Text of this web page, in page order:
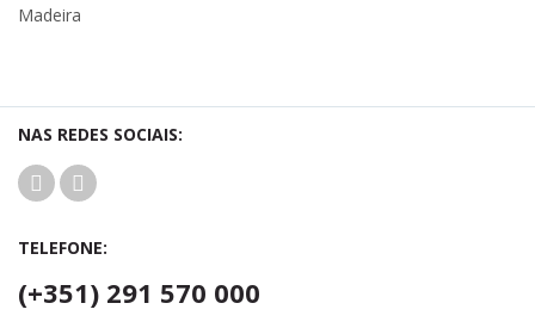
Madeira
NAS REDES SOCIAIS:
TELEFONE:
(+351) 291 570 000